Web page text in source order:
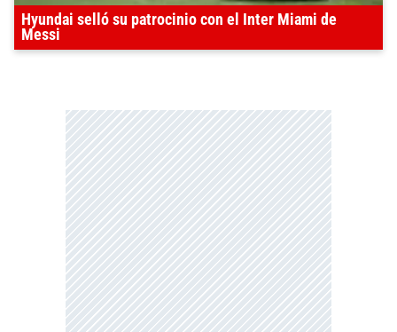
Hyundai selló su patrocinio con el Inter Miami de
Messi